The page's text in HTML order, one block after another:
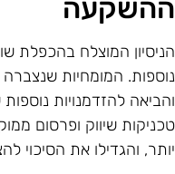
המוצלח בהכפלת
המומחיות שנצברה
להזדמנויות
שיווק ופרסום
והגדילו את הסיכוי